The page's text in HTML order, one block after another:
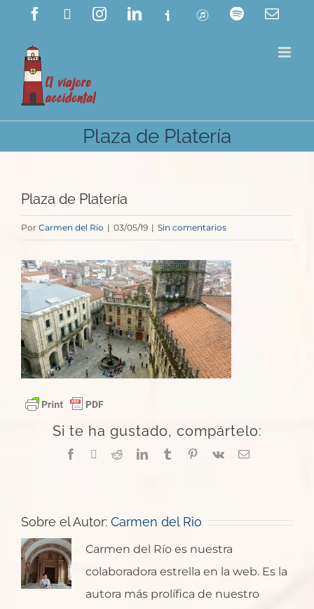
contenido
Facebook InstagramLinkedIn
Ivoox ITunes Spotify
Plaza de Platería
Plaza de Platería
Por Carmen del Rio | 03/05/19 | Sin comentarios
Si te ha gustado, compártelo:
Facebook RedditLinkedInTumblrPinterest
Vk
Correo
Sobre el Autor: Carmen del Rio
Carmen del Río es nuestra
colaboradora estrella en la web. Es la
autora más prolífica de nuestro